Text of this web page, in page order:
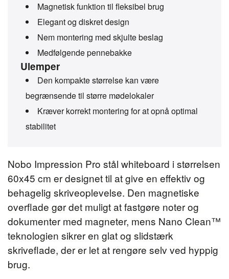
Nobo Impression Pro stål whiteboard i størrelsen
60x45 cm er designet til at give en effektiv og
behagelig skriveoplevelse. Den magnetiske
overflade gør det muligt at fastgøre noter og
dokumenter med magneter, mens Nano Clean™
teknologien sikrer en glat og slidstærk
skriveflade, der er let at rengøre selv ved hyppig
brug.
Magnetisk funktion til fleksibel brug
Elegant og diskret design
Nem montering med skjulte beslag
Medfølgende pennebakke
Ulemper
Den kompakte størrelse kan være
begrænsende til større mødelokaler
Kræver korrekt montering for at opnå optimal
stabilitet